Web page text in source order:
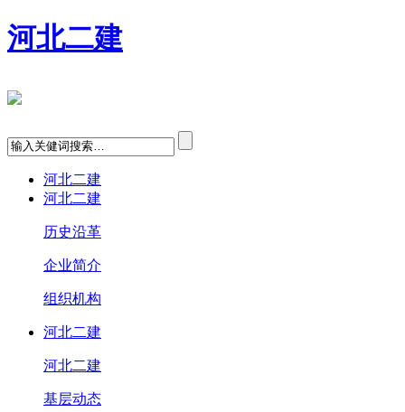
河北二建
河北二建
河北二建
历史沿革
企业简介
组织机构
河北二建
河北二建
基层动态